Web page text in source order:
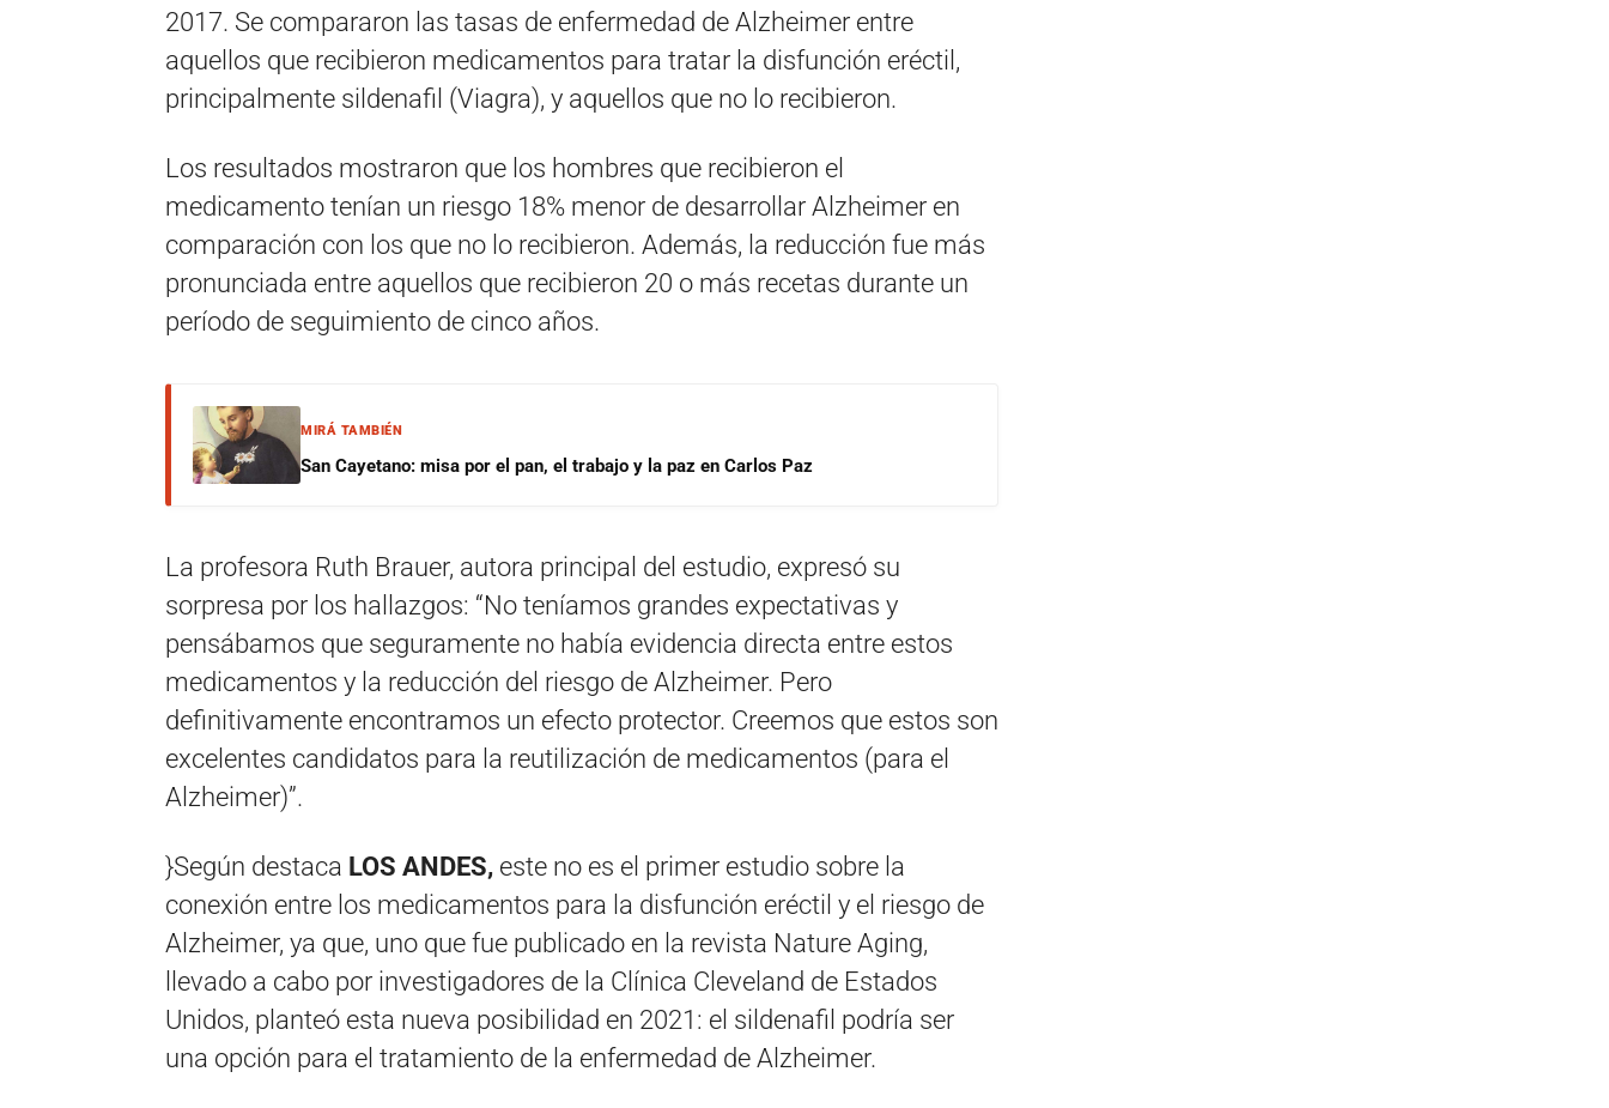
2017. Se compararon las tasas de enfermedad de Alzheimer entre
aquellos que recibieron medicamentos para tratar la disfunción eréctil,
principalmente sildenafil (Viagra), y aquellos que no lo recibieron.
Los resultados mostraron que los hombres que recibieron el
medicamento tenían un riesgo 18% menor de desarrollar Alzheimer en
comparación con los que no lo recibieron. Además, la reducción fue más
pronunciada entre aquellos que recibieron 20 o más recetas durante un
período de seguimiento de cinco años.
MIRÁ TAMBIÉN
San Cayetano: misa por el pan, el trabajo y la paz en Carlos Paz
La profesora Ruth Brauer, autora principal del estudio, expresó su
sorpresa por los hallazgos: “No teníamos grandes expectativas y
pensábamos que seguramente no había evidencia directa entre estos
medicamentos y la reducción del riesgo de Alzheimer. Pero
definitivamente encontramos un efecto protector. Creemos que estos son
excelentes candidatos para la reutilización de medicamentos (para el
Alzheimer)”.
}Según destaca LOS ANDES, este no es el primer estudio sobre la
conexión entre los medicamentos para la disfunción eréctil y el riesgo de
Alzheimer, ya que, uno que fue publicado en la revista Nature Aging,
llevado a cabo por investigadores de la Clínica Cleveland de Estados
Unidos, planteó esta nueva posibilidad en 2021: el sildenafil podría ser
una opción para el tratamiento de la enfermedad de Alzheimer.